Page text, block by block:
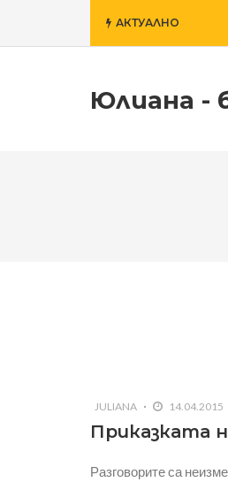
АКТУАЛНО
Юлиана -
JULIANA 14.04.2015
Приказката
Разговорите са